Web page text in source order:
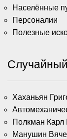
Населённые
Персоналии
Полезные
Хаханьян
Полкман
Манушин